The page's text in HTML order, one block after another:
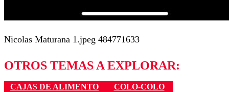
Nicolas Maturana 1.jpeg 484771633
OTROS TEMAS A EXPLORAR:
CAJAS DE ALIMENTO COLO-COLO